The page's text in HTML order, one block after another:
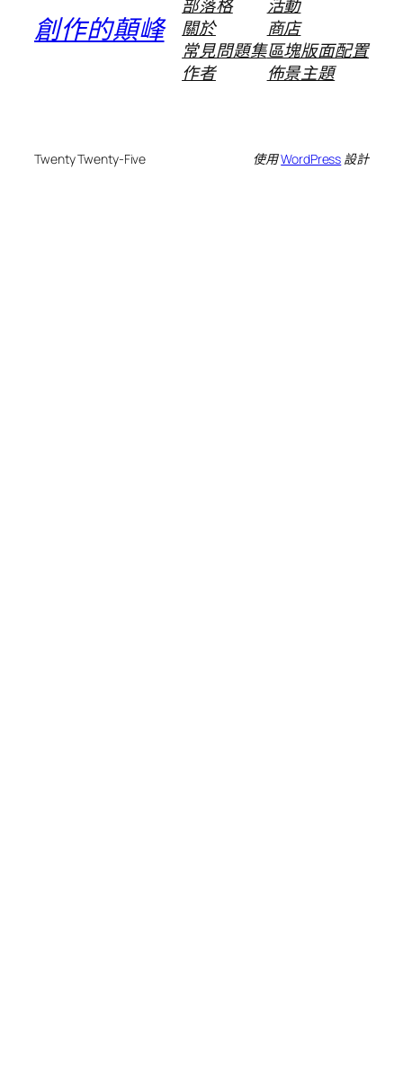
創作的顛峰
部落格
關於
常見問題集
作者
活動
商店
區塊版面配置
佈景主題
Twenty Twenty-Five 使用WordPress 設計